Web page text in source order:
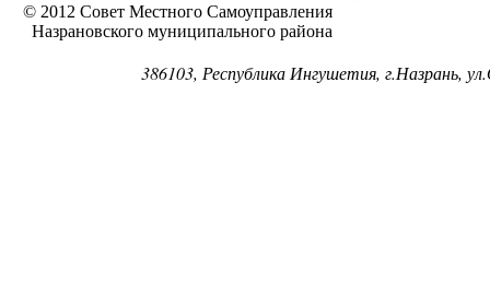
© 2012 Совет Местного Самоуправления
Назрановского муниципального района
386103, Республика Ингушетия, г.Назрань,